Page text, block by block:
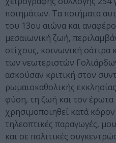
ποιημάτων. Τα ποιήματα
του 13ου αιώνα και
μεσαιωνική ζωή,
στίχους, κοινωνική σάτιρα
των νεωτεριστών
ασκούσαν κριτική στον
ρωμαιοκαθολικής
φύση, τη ζωή και τον έρωτα
χρησιμοποιηθεί κατά
τηλεοπτικές παραγωγές,
και σε πολιτικές